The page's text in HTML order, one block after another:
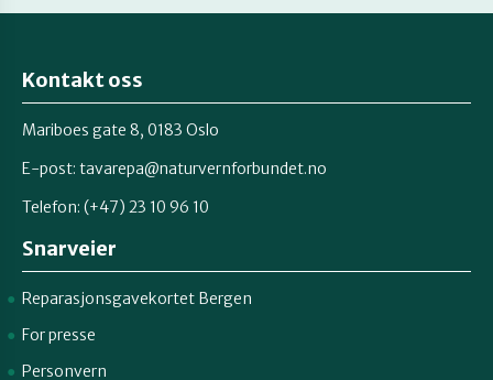
Kontakt oss
Mariboes gate 8, 0183 Oslo
E-post: tavarepa@naturvernforbundet.no
Telefon: (+47) 23 10 96 10
Snarveier
Reparasjonsgavekortet Bergen
For presse
Personvern